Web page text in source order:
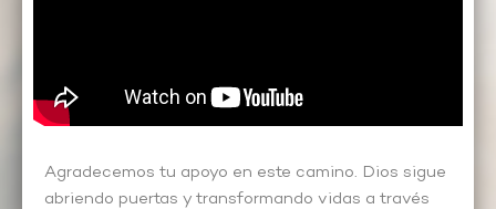
Agradecemos tu apoyo en este camino. Dios sigue
abriendo puertas y transformando vidas a través